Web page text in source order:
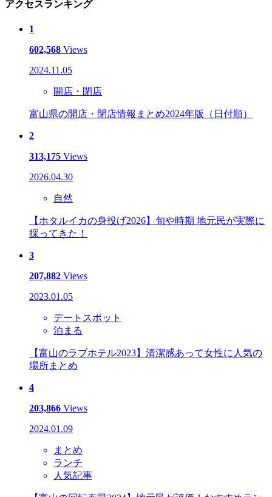
アクセスランキング
1
602,568 Views
2024.11.05
開店・閉店
富山県の開店・閉店情報まとめ2024年版（日付順）
2
313,175 Views
2026.04.30
自然
【ホタルイカの身投げ2026】旬や時期 地元民が実際に
採ってきた！
3
207,882 Views
2023.01.05
デートスポット
泊まる
【富山のラブホテル2023】清潔感あって女性に人気の
場所まとめ
4
203,866 Views
2024.01.09
まとめ
ランチ
人気記事